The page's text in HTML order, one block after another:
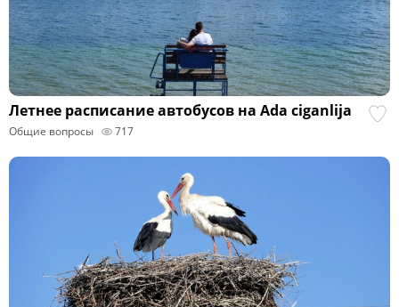
Летнее расписание автобусов на Ada ciganlija
Общие вопросы 717